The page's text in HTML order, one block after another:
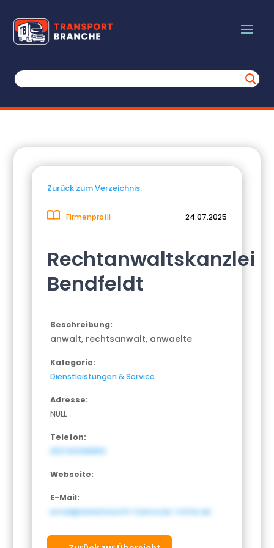
Zurück zum Verzeichnis.
Firmenprofil 24.07.2025
Rechtanwaltskanzlei
Bendfeldt
Beschreibung:
anwalt, rechtsanwalt, anwaelte
Kategorie:
Dienstleistungen & Service
Adresse:
NULL
Telefon:
0511 60098855
Webseite:
E-Mail:
email@arbeitsrecht-hannover-mitte.de